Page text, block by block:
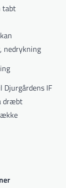
tabt
nedrykning
Djurgårdens IF
dræbt